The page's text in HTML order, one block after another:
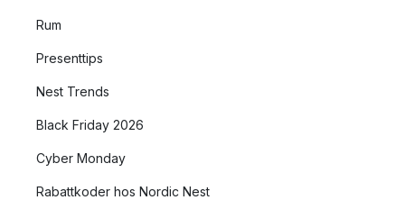
Rum
Presenttips
Nest Trends
Black Friday 2026
Cyber Monday
Rabattkoder hos Nordic Nest